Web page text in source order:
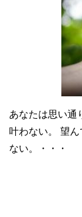
あなたは思い通
叶わない。 望
ない。・・・